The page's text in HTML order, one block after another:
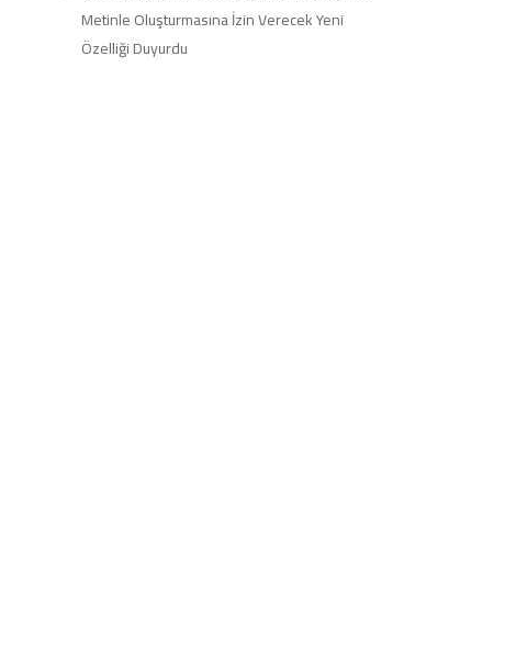
Metinle Oluşturmasına İzin Verecek Yeni
Özelliği Duyurdu